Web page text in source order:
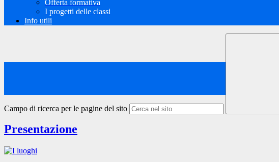
Offerta formativa
I progetti delle classi
Info utili
Campo di ricerca per le pagine del sito
Presentazione